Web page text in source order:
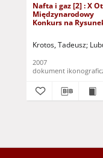
Nafta i gaz [2] : X
Międzynarodowy
Konkurs na
Krotos, Tadeusz
2007
dokument